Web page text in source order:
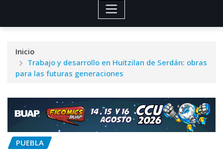
Inicio
Trabajo y desarrollo en Huitzilan de Serdán: obras
para las futuras generaciones
PUEBLA